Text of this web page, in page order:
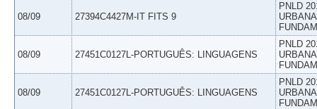
08/09 27394C4427M-IT FITS 9
PNLD
08/09 27451C0127L-PORTUGUÊS: LINGUAGENS
PNLD
08/09 27451C0127L-PORTUGUÊS: LINGUAGENS
PNLD